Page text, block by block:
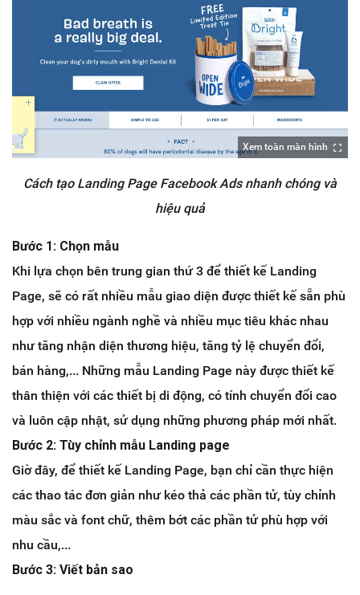
Xem toàn màn hình
Cách tạo Landing Page Facebook Ads nhanh chóng và
hiệu quả
Bước 1: Chọn mẫu
Khi lựa chọn bên trung gian thứ 3 để thiết kế Landing
Page, sẽ có rất nhiều mẫu giao diện được thiết kế sẵn phù
hợp với nhiều ngành nghề và nhiều mục tiêu khác nhau
như tăng nhận diện thương hiệu, tăng tỷ lệ chuyển đổi,
bán hàng,... Những mẫu Landing Page này được thiết kế
thân thiện với các thiết bị di động, có tính chuyển đổi cao
và luôn cập nhật, sử dụng những phương pháp mới nhất.
Bước 2: Tùy chỉnh mẫu Landing page
Giờ đây, để thiết kế Landing Page, bạn chỉ cần thực hiện
các thao tác đơn giản như kéo thả các phần tử, tùy chỉnh
màu sắc và font chữ, thêm bớt các phần tử phù hợp với
nhu cầu,...
Bước 3: Viết bản sao